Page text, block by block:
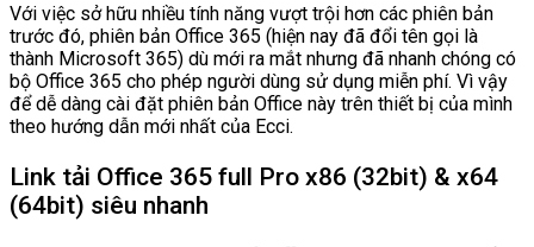
Với việc sở hữu nhiều tính năng vượt trội hơn các phiên bản
trước đó, phiên bản Office 365 (hiện nay đã đổi tên gọi là
thành Microsoft 365) dù mới ra mắt nhưng đã nhanh chóng có
bộ Office 365 cho phép người dùng sử dụng miễn phí. Vì vậy
để dễ dàng cài đặt phiên bản Office này trên thiết bị của mình
theo hướng dẫn mới nhất của Ecci.
Link tải Office 365 full Pro x86 (32bit) & x64
(64bit) siêu nhanh